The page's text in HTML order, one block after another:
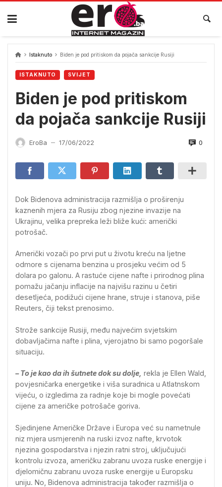
Skip
content
Istaknuto Biden je pod pritiskom da pojača sankcije Rusiji
ISTAKNUTO SVIJET
Biden je pod pritiskom
da pojača sankcije Rusiji
EroBa — 17/06/2022 0
Dok Bidenova administracija razmišlja o proširenju
kaznenih mjera za Rusiju zbog njezine invazije na
Ukrajinu, velika prepreka leži bliže kući: američki
potrošač.
Američki vozači po prvi put u životu kreću na ljetne
odmore s cijenama benzina u prosjeku većim od 5
dolara po galonu. A rastuće cijene nafte i prirodnog plina
pomažu jačanju inflacije na najvišu razinu u četiri
desetljeća, podižući cijene hrane, struje i stanova, piše
Reuters, čiji tekst prenosimo.
Strože sankcije Rusiji, među najvećim svjetskim
dobavljačima nafte i plina, vjerojatno bi samo pogoršale
situaciju.
– To je kao da ih šutnete dok su dolje, rekla je Ellen Wald,
povjesničarka energetike i viša suradnica u Atlatnskom
vijeću, o izgledima za radnje koje bi mogle povećati
cijene za američke potrošače goriva.
Sjedinjene Američke Države i Europa već su nametnule
niz mjera usmjerenih na ruski izvoz nafte, krvotok
njezina gospodarstva i njezin ratni stroj, uključujući
kontrolu izvoza, američku zabranu uvoza ruske energije i
djelomičnu zabranu uvoza ruske energije u Europsku
uniju. No, Bidenova administracija također razmišlja o